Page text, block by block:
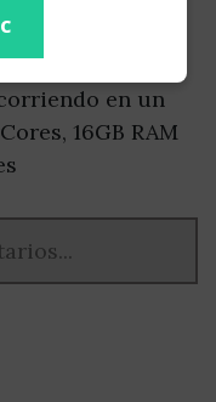
en un
16GB RAM